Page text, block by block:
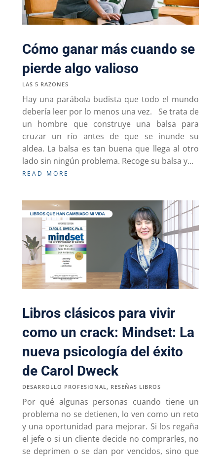
Cómo ganar más cuando se
pierde algo valioso
LAS 5 RAZONES
Hay una parábola budista que todo el mundo
debería leer por lo menos una vez. Se trata de
un hombre que construye una balsa para
cruzar un río antes de que se inunde su
aldea. La balsa es tan buena que llega al otro
lado sin ningún problema. Recoge su balsa y...
READ MORE
Libros clásicos para vivir
como un crack: Mindset: La
nueva psicología del éxito
de Carol Dweck
DESARROLLO PROFESIONAL RESEÑAS LIBROS
Por qué algunas personas cuando tiene un
problema no se detienen, lo ven como un reto
y una oportunidad para mejorar. Si los regaña
el jefe o si un cliente decide no comprarles, no
se deprimen o se dan por vencidos, sino que